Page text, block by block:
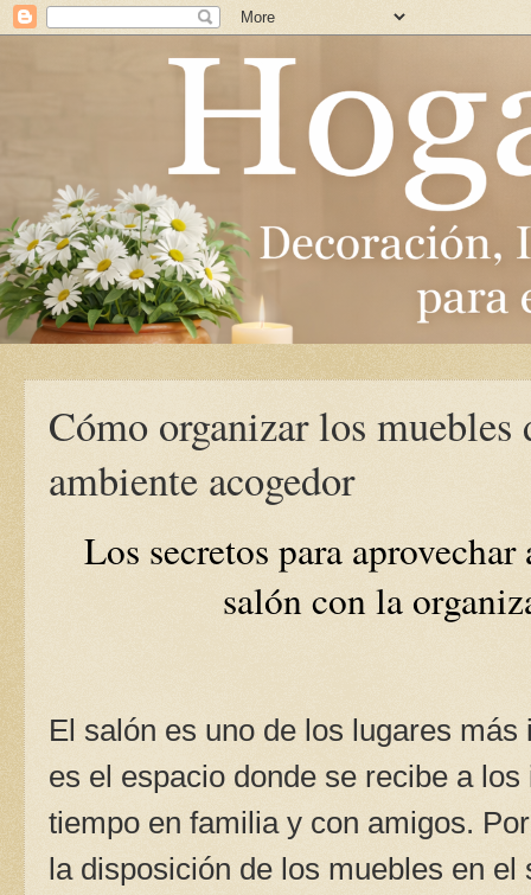
Cómo organizar los muebles
ambiente acogedor
Los secretos para
salón con la
El salón es uno de los lugares
es el espacio donde se recibe a
tiempo en familia y con amigos.
la disposición de los muebles en